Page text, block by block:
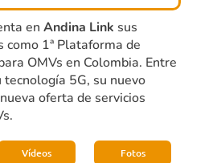
en Andina Link sus
como 1ª Plataforma de
OMVs en Colombia. Entre
tecnología 5G, su nuevo
oferta de servicios
Vídeos Fotos